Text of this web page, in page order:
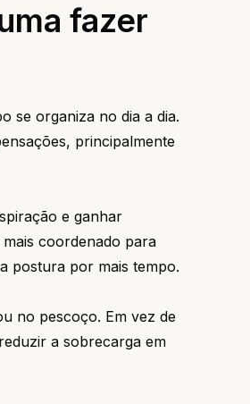
fazer
se organiza no dia a dia.
principalmente
e ganhar
coordenado para
postura por mais tempo.
no pescoço. Em vez de
a sobrecarga em